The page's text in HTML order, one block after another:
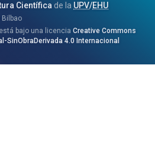
eta
Berrikuntza
Saila
Científica de la UPV/EHU
Bilbao
está bajo una licencia Creative Commons
SinObraDerivada 4.0 Internacional